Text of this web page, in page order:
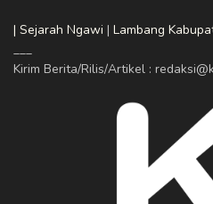
| Sejarah Ngawi | Lambang
___
Kirim Berita/Rilis/Artikel :